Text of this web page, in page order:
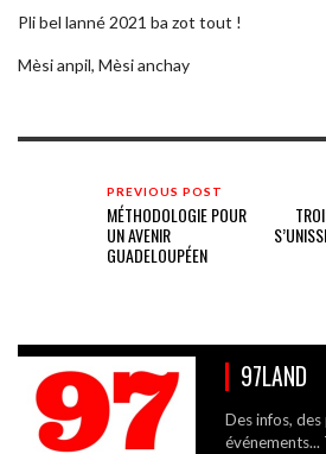
Pli bel lanné 2021 ba zot tout !
Mèsi anpil, Mèsi anchay
PREVIOUS POST
MÉTHODOLOGIE POUR
UN AVENIR
GUADELOUPÉEN
97LAND
Des infos,